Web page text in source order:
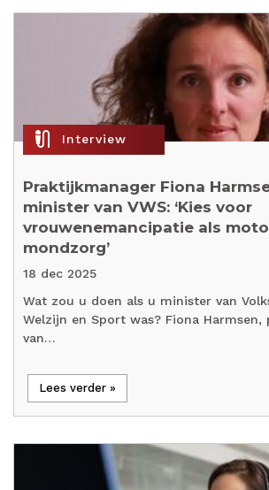
mic_external_on Interview
Praktijkmanager Fiona
minister van VWS: ‘Kies voor
vrouwenemancipatie als
mondzorg’
18 dec 2025
Wat zou u doen als u minister van
Welzijn en Sport was? Fiona
van…
Lees verder »